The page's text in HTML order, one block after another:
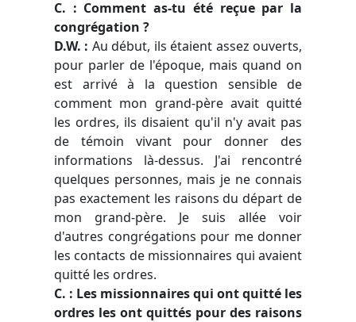
C. : Comment as-tu été reçue par la
congrégation ?
D.W. : Au début, ils étaient assez ouverts,
pour parler de l'époque, mais quand on
est arrivé à la question sensible de
comment mon grand-père avait quitté
les ordres, ils disaient qu'il n'y avait pas
de témoin vivant pour donner des
informations là-dessus. J'ai rencontré
quelques personnes, mais je ne connais
pas exactement les raisons du départ de
mon grand-père. Je suis allée voir
d'autres congrégations pour me donner
les contacts de missionnaires qui avaient
quitté les ordres.
C. : Les missionnaires qui ont quitté les
ordres les ont quittés pour des raisons